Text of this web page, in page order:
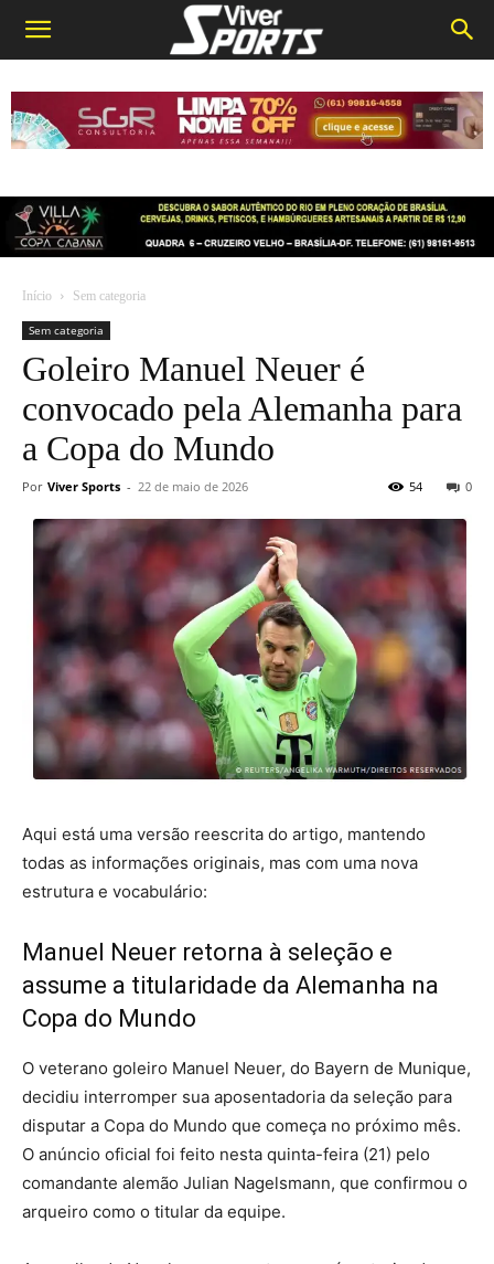
Início Sem categoria
Sem categoria
Goleiro Manuel Neuer é
convocado pela Alemanha para
a Copa do Mundo
Por Viver Sports - 22 de maio de 2026 0
54
Aqui está uma versão reescrita do artigo, mantendo
todas as informações originais, mas com uma nova
estrutura e vocabulário:
Manuel Neuer retorna à seleção e
assume a titularidade da Alemanha na
Copa do Mundo
O veterano goleiro Manuel Neuer, do Bayern de Munique,
decidiu interromper sua aposentadoria da seleção para
disputar a Copa do Mundo que começa no próximo mês.
O anúncio oficial foi feito nesta quinta-feira (21) pelo
comandante alemão Julian Nagelsmann, que confirmou o
arqueiro como o titular da equipe.